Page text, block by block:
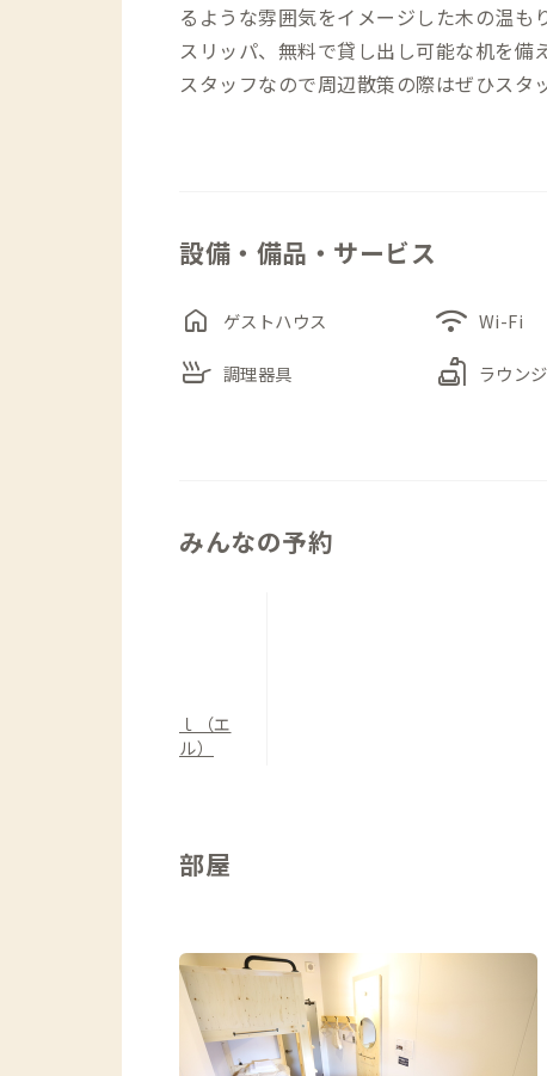
るような雰囲気をイメージした木の温も
スリッパ、無料で貸し出し可能な机を備
スタッフなので周辺散策の際はぜひスタ
設備・備品・サービス
home ゲストハウス wifi Wi-Fi
skillet 調理器具 scene ラウンジ
みんなの予約
ｌ（エ
ル）
部屋